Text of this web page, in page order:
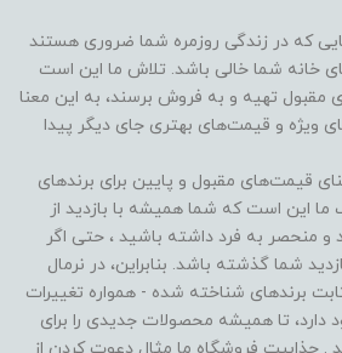
که در زندگی روزمره شما ضروری هستند
خانه شما خالی باشد. تلاش ما این است
مقبول تهیه و به فروش برسند، به این معنا
ویژه و قیمت‌های بهتری جای دیگر پیدا
قیمت‌های مقبول و پایین برای برندهای
این است که شما همیشه با بازدید از
و منحصر به فرد داشته باشید ، حتی اگر
شما گذشته باشد. بنابراین، در نرمال
برندهای شناخته شده - همواره تغییرات
تا همیشه محصولات جدیدی را برای